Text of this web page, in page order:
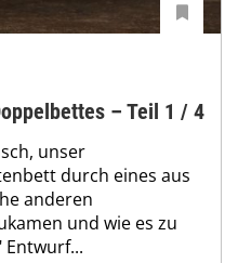
– Teil 1 / 4
unser
durch eines aus
anderen
und wie es zu